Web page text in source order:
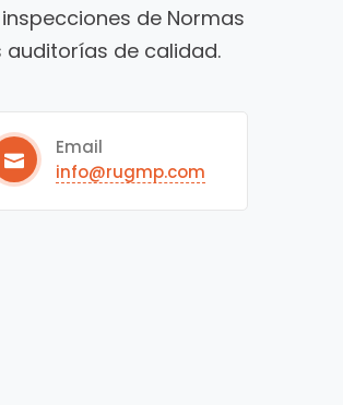
de Normas
auditorías de calidad.
Email
info@rugmp.com